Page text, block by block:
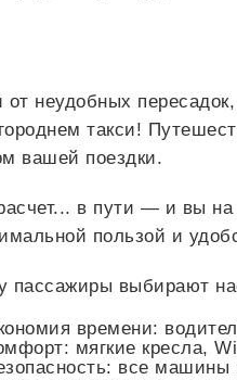
от неудобных
такси!
вашей поездки.
в пути — и вы
пользой и
пассажиры выбирают
времени:
мягкие кресла,
все